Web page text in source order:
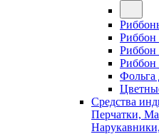
Риббон
Риббон
Риббон
Фольга
Средства
Перчатки,